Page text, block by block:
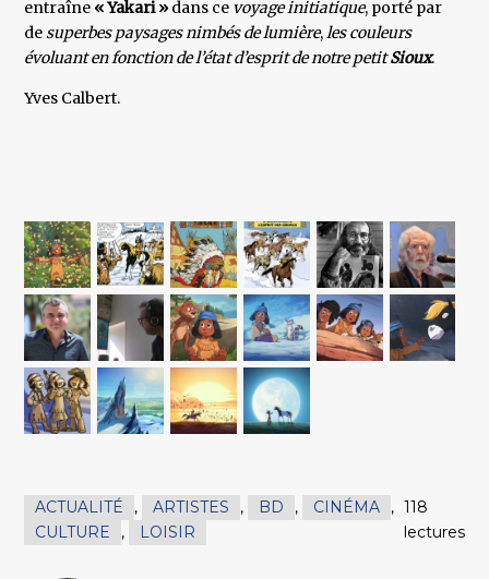
entraîne « Yakari » dans ce voyage initiatique, porté par
desuperbes paysages nimbés de lumière,les couleurs
évoluant en fonction de l’état d’esprit de notre petitSioux.
Yves Calbert.
ACTUALITÉ , ARTISTES , BD , CINÉMA
,
CULTURE
, LOISIR
118
lectures